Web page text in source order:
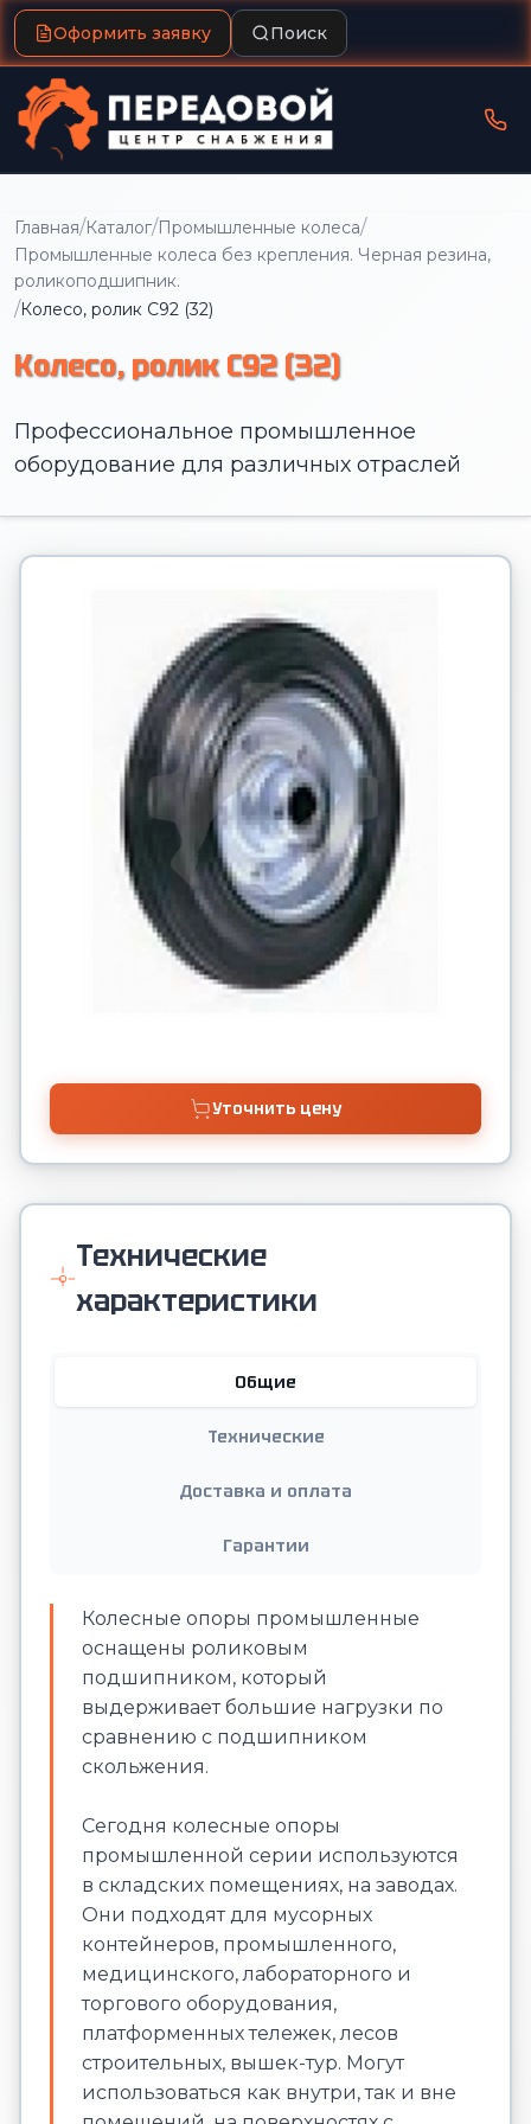
Оформить заявку Поиск
Главная/Каталог/Промышленные колеса/
Промышленные колеса без крепления. Черная резина,
роликоподшипник.
/Колесо, ролик C92 (32)
Колесо, ролик C92 (32)
Профессиональное промышленное
оборудование для различных отраслей
Уточнить цену
Технические
характеристики
Общие
Технические
Доставка и оплата
Гарантии
Колесные опоры промышленные
оснащены роликовым
подшипником, который
выдерживает большие нагрузки по
сравнению с подшипником
скольжения.
Сегодня колесные опоры
промышленной серии используются
в складских помещениях, на заводах.
Они подходят для мусорных
контейнеров, промышленного,
медицинского, лабораторного и
торгового оборудования,
платформенных тележек, лесов
строительных, вышек-тур. Могут
использоваться как внутри, так и вне